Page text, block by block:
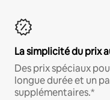
La simplicité du prix
Des prix spéciaux
longue durée et un
supplémentaires.*